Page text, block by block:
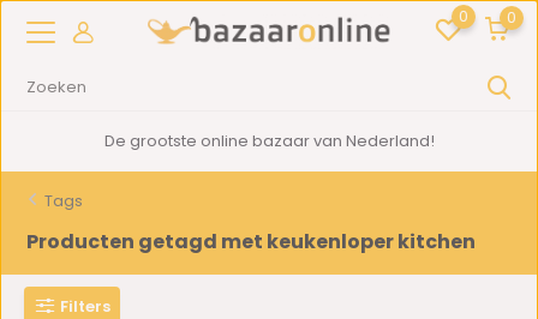
0 0
De grootste online bazaar van Nederland!
Tags
Producten getagd met keukenloper kitchen
Filters